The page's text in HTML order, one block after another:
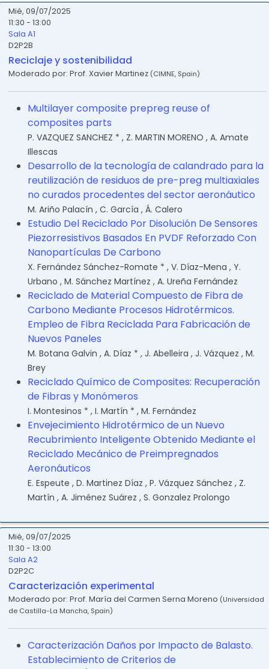
Mié, 09/07/2025
11:30 - 13:00
Sala A1
D2P2B
Reciclaje y sostenibilidad
Moderado por: Prof. Xavier Martinez (CIMNE, Spain)
Multilayer composite prepreg reuse of
composites parts
P. VAZQUEZ SANCHEZ * , Z. MARTIN MORENO , A. Amate
Illescas
Desarrollo de la tecnología de calandrado para la
reutilización de residuos de pre-preg multiaxiales
no curados procedentes del sector aeronáutico
M. Ariño Palacín , C. García , Á. Calero
Estudio Del Reciclado Por Disolución De Sensores
Piezorresistivos Basados En PVDF Reforzado Con
Nanopartículas De Carbono
X. Fernández Sánchez-Romate * , V. Díaz-Mena , Y.
Urbano , M. Sánchez Martínez , A. Ureña Fernández
Reciclado de Material Compuesto de Fibra de
Carbono Mediante Procesos Hidrotérmicos.
Empleo de Fibra Reciclada Para Fabricación de
Nuevos Paneles
M. Botana Galvin , A. Díaz * , J. Abelleira , J. Vázquez , M.
Brey
Reciclado Químico de Composites: Recuperación
de Fibras y Monómeros
I. Montesinos * , I. Martín * , M. Fernández
Envejecimiento Hidrotérmico de un Nuevo
Recubrimiento Inteligente Obtenido Mediante el
Reciclado Mecánico de Preimpregnados
Aeronáuticos
E. Espeute , D. Martinez Díaz , P. Vázquez Sánchez , Z.
Martín , A. Jiménez Suárez , S. Gonzalez Prolongo
Mié, 09/07/2025
11:30 - 13:00
Sala A2
D2P2C
Caracterización experimental
Moderado por: Prof. María del Carmen Serna Moreno (Universidad
de Castilla-La Mancha, Spain)
Caracterización Daños por Impacto de Balasto.
Establecimiento de Criterios de